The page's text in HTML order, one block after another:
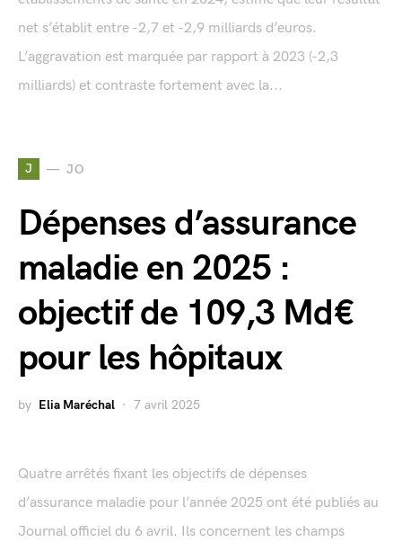
net s’établit entre -2,7 et -2,9 milliards d’euros.
L’aggravation est marquée par rapport à 2023 (-2,3
milliards) et contraste fortement avec la...
J JO
Dépenses d’assurance
maladie en 2025 :
objectif de 109,3 Md€
pour les hôpitaux
by Elia Maréchal 7 avril 2025
Quatre arrêtés fixant les objectifs de dépenses
d’assurance maladie pour l’année 2025 ont été publiés au
Journal officiel du 6 avril. Ils concernent les champs